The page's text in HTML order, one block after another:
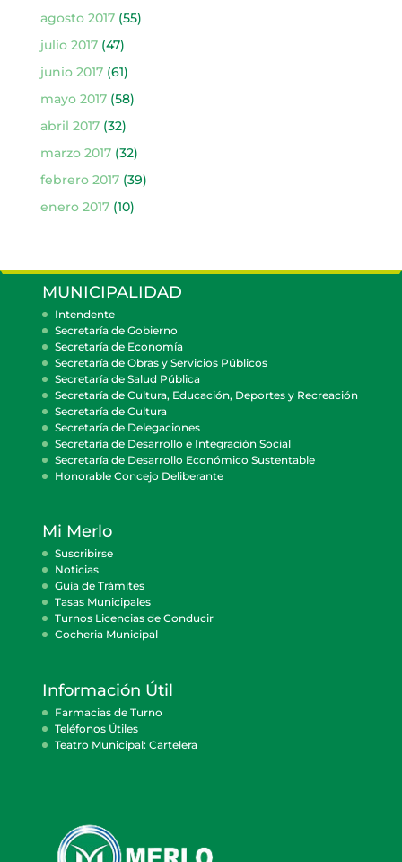
agosto 2017(55)
julio 2017(47)
junio 2017(61)
mayo 2017(58)
abril 2017(32)
marzo 2017(32)
febrero 2017(39)
enero 2017(10)
MUNICIPALIDAD
Intendente
Secretaría de Gobierno
Secretaría de Economía
Secretaría de Obras y Servicios Públicos
Secretaría de Salud Pública
Secretaría de Cultura, Educación, Deportes y Recreación
Secretaría de Cultura
Secretaría de Delegaciones
Secretaría de Desarrollo e Integración Social
Secretaría de Desarrollo Económico Sustentable
Honorable Concejo Deliberante
Mi Merlo
Suscribirse
Noticias
Guía de Trámites
Tasas Municipales
Turnos Licencias de Conducir
Cocheria Municipal
Información Útil
Farmacias de Turno
Teléfonos Útiles
Teatro Municipal: Cartelera